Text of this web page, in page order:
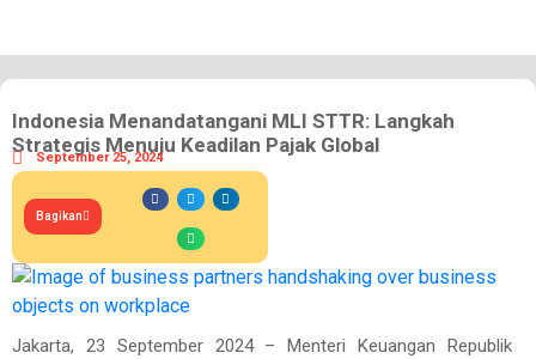
Indonesia Menandatangani MLI STTR: Langkah
Strategis Menuju Keadilan Pajak Global
September 25, 2024
Bagikan
Jakarta, 23 September 2024 – Menteri Keuangan Republik